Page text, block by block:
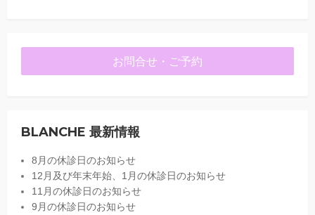
お問合せ・ご予約
BLANCHE 最新情報
8月の休診日のお知らせ
12月及び年末年始、1月の休診日のお知らせ
11月の休診日のお知らせ
9月の休診日のお知らせ